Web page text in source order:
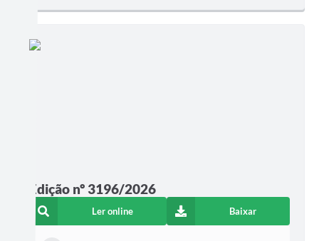
Edição nº 3196/2026
Ler online Baixar